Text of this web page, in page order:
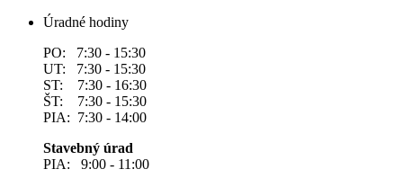
Úradné hodiny
PO: 7:30 - 15:30
UT: 7:30 - 15:30
ST: 7:30 - 16:30
ŠT: 7:30 - 15:30
PIA: 7:30 - 14:00
Stavebný úrad
PIA: 9:00 - 11:00